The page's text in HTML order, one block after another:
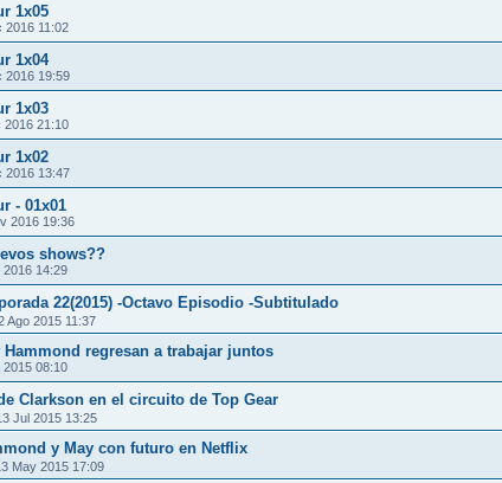
1x05
2016 11:02
1x04
2016 19:59
1x03
2016 21:10
1x02
2016 13:47
- 01x01
2016 19:36
shows??
2016 14:29
22(2015) -Octavo Episodio -Subtitulado
Ago 2015 11:37
Hammond regresan a trabajar juntos
2015 08:10
Clarkson en el circuito de Top Gear
Jul 2015 13:25
y May con futuro en Netflix
May 2015 17:09